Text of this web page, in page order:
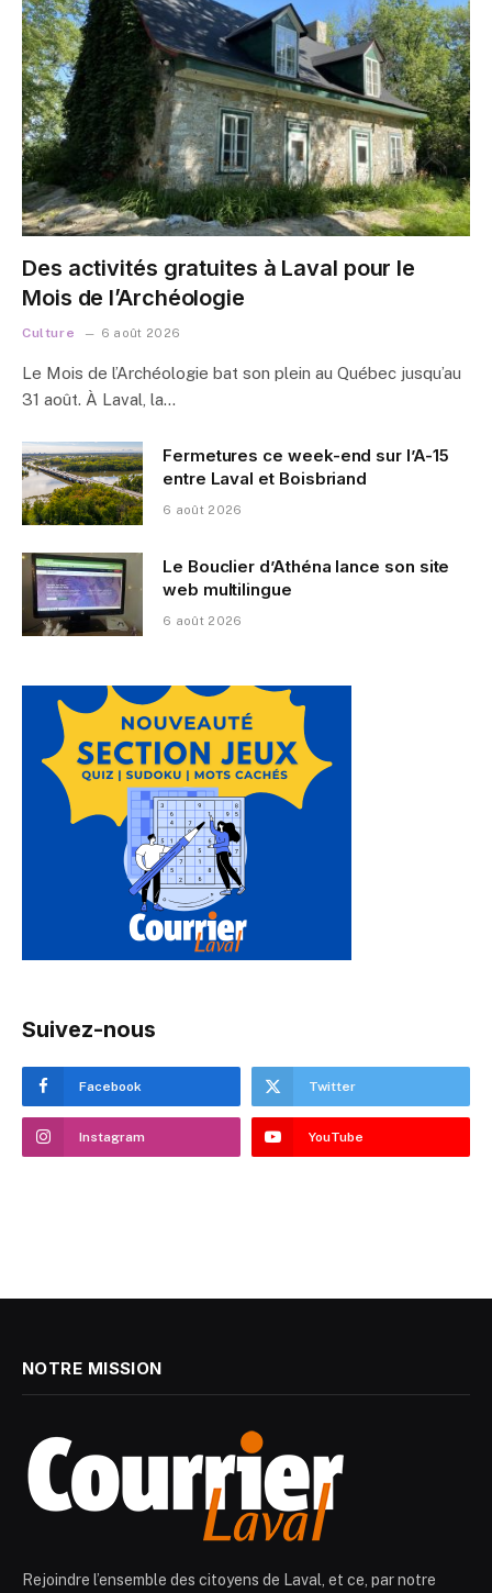
Des activités gratuites à Laval pour le
Mois de l’Archéologie
Culture 6 août 2026
Le Mois de l’Archéologie bat son plein au Québec jusqu’au
31 août. À Laval, la…
Fermetures ce week-end sur l’A-15
entre Laval et Boisbriand
6 août 2026
Le Bouclier d’Athéna lance son site
web multilingue
6 août 2026
Suivez-nous
Facebook Twitter
Instagram YouTube
NOTRE MISSION
Rejoindre l’ensemble des citoyens de Laval, et ce, par notre